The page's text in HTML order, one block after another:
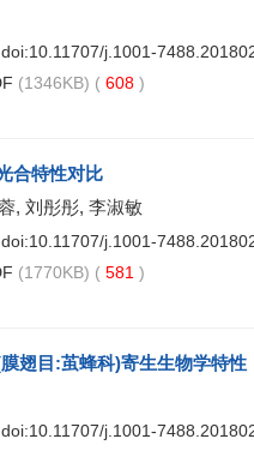
10.11707/j.1001-
(1346KB) ( 608 )
合特性对比
, 刘彤彤, 李淑敏
10.11707/j.1001-
(1770KB) ( 581 )
翅目:茧蜂科)寄生生物学特性
10.11707/j.1001-